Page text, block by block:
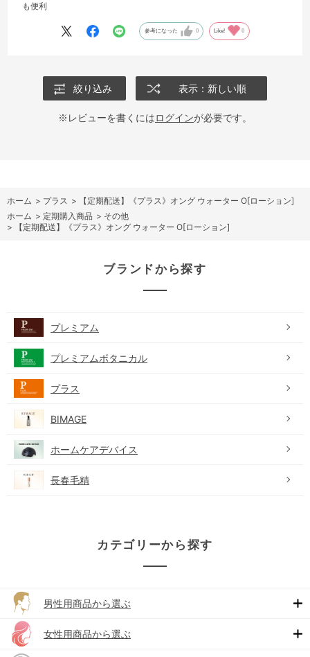
も便利
参考になった 0 Like! 0
絞り込み 表示：新しい順
※レビューを書くにはログインが必要です。
ホーム > プラス >
【定期配送】《プラス》オング ウォーター O[ローション]
ホーム > 定期購入商品 > その他
>
【定期配送】《プラス》オング ウォーター O[ローション]
ブランドから探す
プレミアム
プレミアムボタニカル
プラス
BIMAGE
ホームケアデバイス
長春毛精
カテゴリーから探す
男性用商品から選ぶ
女性用商品から選ぶ